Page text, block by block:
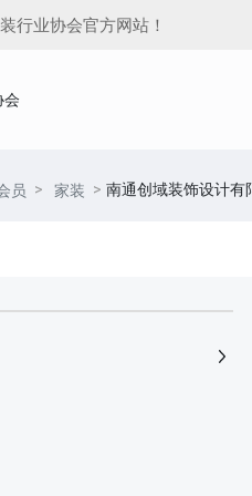
行业协会官方网站！
员 家装 南通创域装饰设计有